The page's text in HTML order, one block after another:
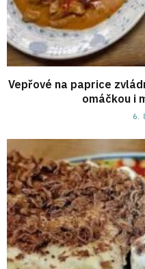
Vepřové na paprice
omáčkou i
6.